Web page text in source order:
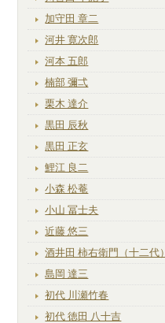
加守田 章二
河井 寛次郎
河本 五郎
楠部 彌弌
栗木 達介
黒田 辰秋
黒田 正玄
鯉江 良二
小森 松菴
小山 冨士夫
近藤 悠三
酒井田 柿右衛門（十二代）
島岡 達三
初代 川瀬竹春
初代 徳田 八十吉